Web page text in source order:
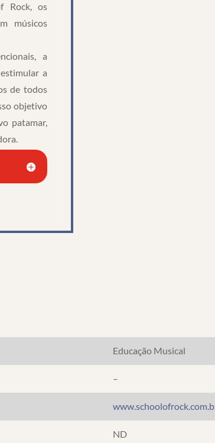
Rock, os
músicos
a
a
de todos
objetivo
patamar,
Educação Musical
–
ND